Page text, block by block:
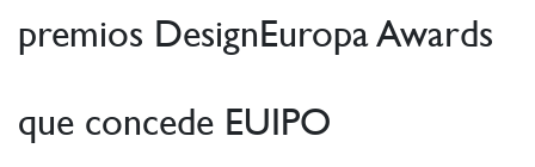
premios DesignEuropa Awards
que concede EUIPO